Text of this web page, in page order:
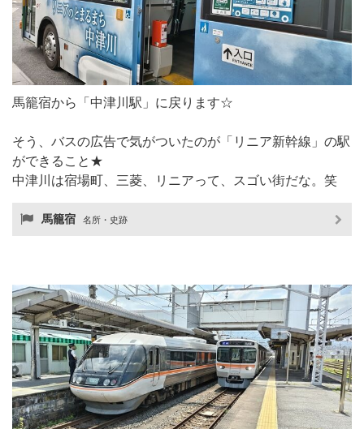
馬籠宿から「中津川駅」に戻ります☆
そう、バスの広告で気がついたのが「リニア新幹線」の駅
ができること★
中津川は宿場町、三菱、リニアって、スゴい街だな。笑
馬籠宿 名所・史跡